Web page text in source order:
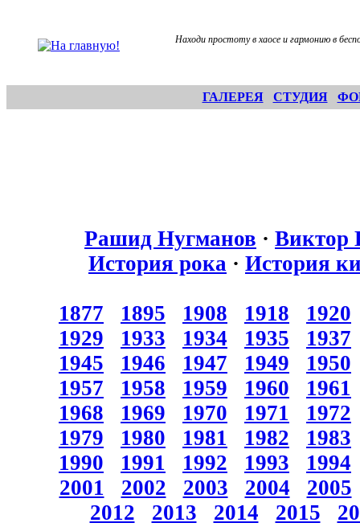
Находи простоту в хаосе и гармонию в
ГАЛЕРЕЯ СТУДИЯ
Рашид Нугманов · Виктор
История рока · История
1877 1895 1908 1918
1920
1929
1933 1934 1935
1937
1945
1946 1947 1949
1950
1957
1958 1959 1960
1961
1968
1969 1970 1971
1972
1979
1980 1981 1982
1983
1990
1991 1992 1993
1994
2001
2002 2003 2004
2005
2012
2013 2014 2015